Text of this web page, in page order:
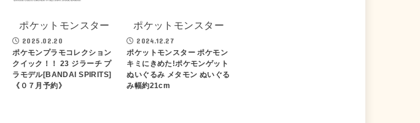
ポケットモンスター
2025.02.20
ポケモンプラモコレクション
クイック！！ 23 ジラーチ プ
ラモデル[BANDAI SPIRITS]
《０７月予約》
ポケットモンスター
2024.12.27
ポケットモンスター ポケモン
キミにきめた!ポケモンゲット
ぬいぐるみ メタモン ぬいぐる
み幅約21cm